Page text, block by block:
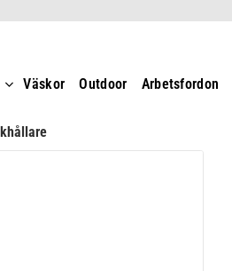
Väskor Outdoor Arbetsfordon